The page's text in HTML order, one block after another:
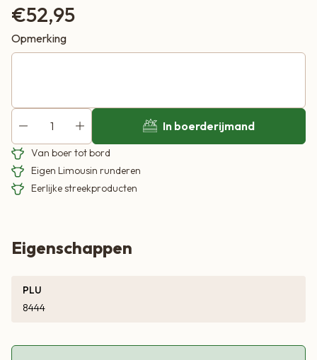
€52,95
Opmerking
In boerderijmand
Van boer tot bord
Eigen Limousin runderen
Eerlijke streekproducten
Eigenschappen
PLU
8444